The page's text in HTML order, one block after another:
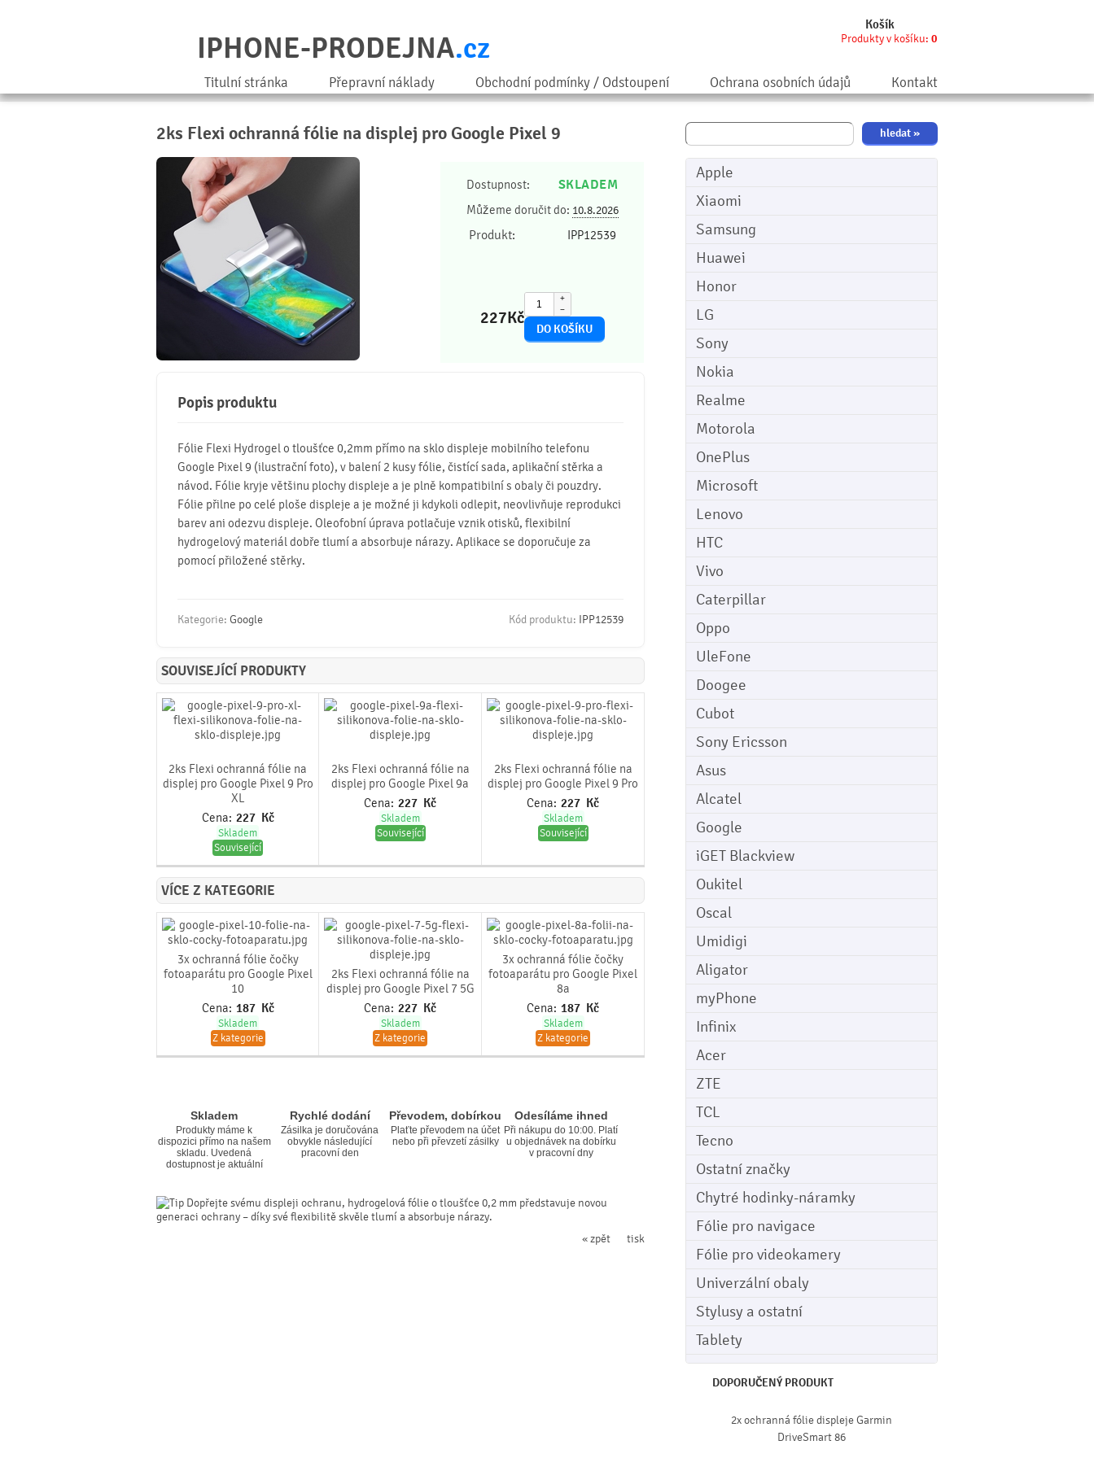
Košík
Produkty v košíku: 0
IPHONE-PRODEJNA.cz
Titulní stránka Přepravní náklady Obchodní podmínky / Odstoupení Ochrana osobních údajů Kontakt
Apple
Xiaomi
Samsung
Huawei
Honor
LG
Sony
Nokia
Realme
Motorola
OnePlus
Microsoft
Lenovo
HTC
Vivo
Caterpillar
Oppo
UleFone
Doogee
Cubot
Sony Ericsson
Asus
Alcatel
Google
iGET Blackview
Oukitel
Oscal
Umidigi
Aligator
myPhone
Infinix
Acer
ZTE
TCL
Tecno
Ostatní značky
Chytré hodinky-náramky
Fólie pro navigace
Fólie pro videokamery
Univerzální obaly
Stylusy a ostatní
Tablety
DOPORUČENÝ PRODUKT
2x ochranná fólie displeje Garmin
DriveSmart 86
2ks Flexi ochranná fólie na displej pro Google Pixel 9
Dostupnost: SKLADEM
Můžeme doručit do: 10.8.2026
Produkt: IPP12539
227Kč
+
−
Popis produktu
Fólie Flexi Hydrogel o tloušťce 0,2mm přímo na sklo displeje mobilního telefonu
Google Pixel 9 (ilustrační foto), v balení 2 kusy fólie, čistící sada, aplikační stěrka a
návod. Fólie kryje většinu plochy displeje a je plně kompatibilní s obaly či pouzdry.
Fólie přilne po celé ploše displeje a je možné ji kdykoli odlepit, neovlivňuje reprodukci
barev ani odezvu displeje. Oleofobní úprava potlačuje vznik otisků, flexibilní
hydrogelový materiál dobře tlumí a absorbuje nárazy. Aplikace se doporučuje za
pomocí přiložené stěrky.
Kategorie: Google Kód produktu: IPP12539
SOUVISEJÍCÍ PRODUKTY
2ks Flexi ochranná fólie na
displej pro Google Pixel 9 Pro
XL
Cena: 227 Kč
Skladem
Související
2ks Flexi ochranná fólie na
displej pro Google Pixel 9a
Cena: 227 Kč
Skladem
Související
2ks Flexi ochranná fólie na
displej pro Google Pixel 9 Pro
Cena: 227 Kč
Skladem
Související
VÍCE Z KATEGORIE
3x ochranná fólie čočky
fotoaparátu pro Google Pixel
10
Cena: 187 Kč
Skladem
Z kategorie
2ks Flexi ochranná fólie na
displej pro Google Pixel 7 5G
Cena: 227 Kč
Skladem
Z kategorie
3x ochranná fólie čočky
fotoaparátu pro Google Pixel
8a
Cena: 187 Kč
Skladem
Z kategorie
Skladem
Produkty máme k
dispozici přímo na našem
skladu. Uvedená
dostupnost je aktuální
Rychlé dodání
Zásilka je doručována
obvykle následující
pracovní den
Převodem, dobírkou
Plaťte převodem na účet
nebo při převzetí zásilky
Odesíláme ihned
Při nákupu do 10:00. Platí
u objednávek na dobírku
v pracovní dny
Dopřejte svému displeji ochranu, hydrogelová fólie o tloušťce 0,2 mm představuje novou
generaci ochrany – díky své flexibilitě skvěle tlumí a absorbuje nárazy.
tisk
« zpět